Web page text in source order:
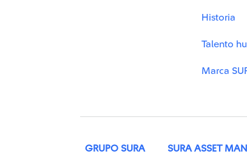
Historia
Talento
Marca
GRUPO SURA SURA ASSET